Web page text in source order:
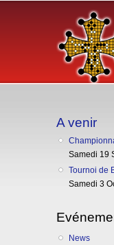
A venir
Samedi 19
Tournoi de
Samedi 3
News